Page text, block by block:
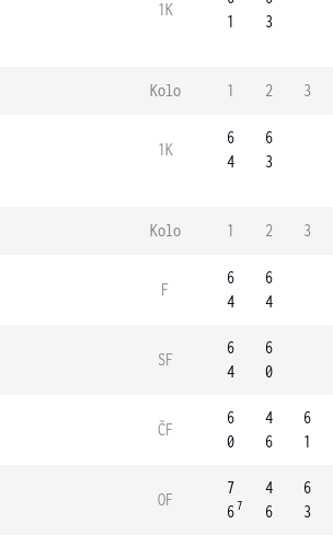
1K
1
3
Kolo 1 2 3
1K
6
4
6
3
Kolo 1 2 3
F
6
4
6
4
SF
6
4
6
0
ČF
6
0
4
6
6
1
OF
7
67
4
6
6
3